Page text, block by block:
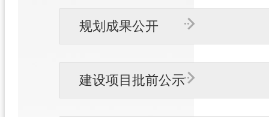
规划成果公开
建设项目批前公示